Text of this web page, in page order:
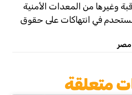
وغیرھا من المعدات الأمنیة
في انتهاكات على حقوق
مصر
متعلقة